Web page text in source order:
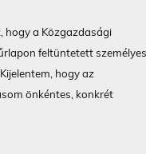
hogy a Közgazdasági
feltüntetett
hogy az
önkéntes, konkrét